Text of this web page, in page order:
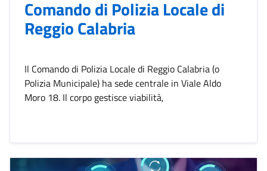
Comando di Polizia Locale di
Reggio Calabria
Il Comando di Polizia Locale di Reggio Calabria (o
Polizia Municipale) ha sede centrale in Viale Aldo
Moro 18. Il corpo gestisce viabilità,